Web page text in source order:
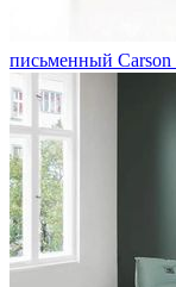
письменный Carson